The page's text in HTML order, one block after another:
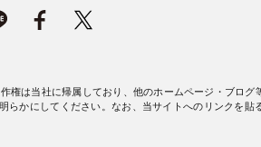
は当社に帰属しており、他のホームページ・ブログ
かにしてください。なお、当サイトへのリンクを貼